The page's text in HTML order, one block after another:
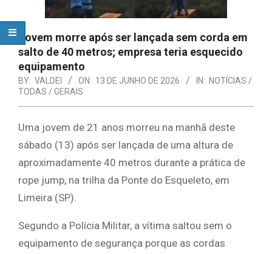
Jovem morre após ser lançada sem corda em
salto de 40 metros; empresa teria esquecido
equipamento
BY: VALDEI ON: 13 DE JUNHO DE 2026 IN: NOTÍCIAS /
TODAS / GERAIS
Uma jovem de 21 anos morreu na manhã deste
sábado (13) após ser lançada de uma altura de
aproximadamente 40 metros durante a prática de
rope jump, na trilha da Ponte do Esqueleto, em
Limeira (SP).
Segundo a Polícia Militar, a vítima saltou sem o
equipamento de segurança porque as cordas